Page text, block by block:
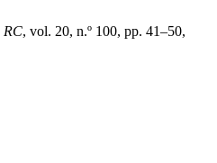
RC, vol. 20, n.º 100, pp. 41–50,